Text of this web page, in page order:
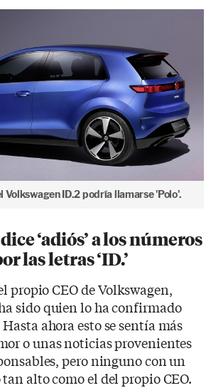
Volkswagen ID.2 podría llamarse 'Polo'.
‘adiós’ a los números
las letras ‘ID.’
propio CEO de Volkswagen,
sido quien lo ha confirmado
ahora esto se sentía más
o unas noticias provenientes
pero ninguno con un
alto como el del propio CEO.